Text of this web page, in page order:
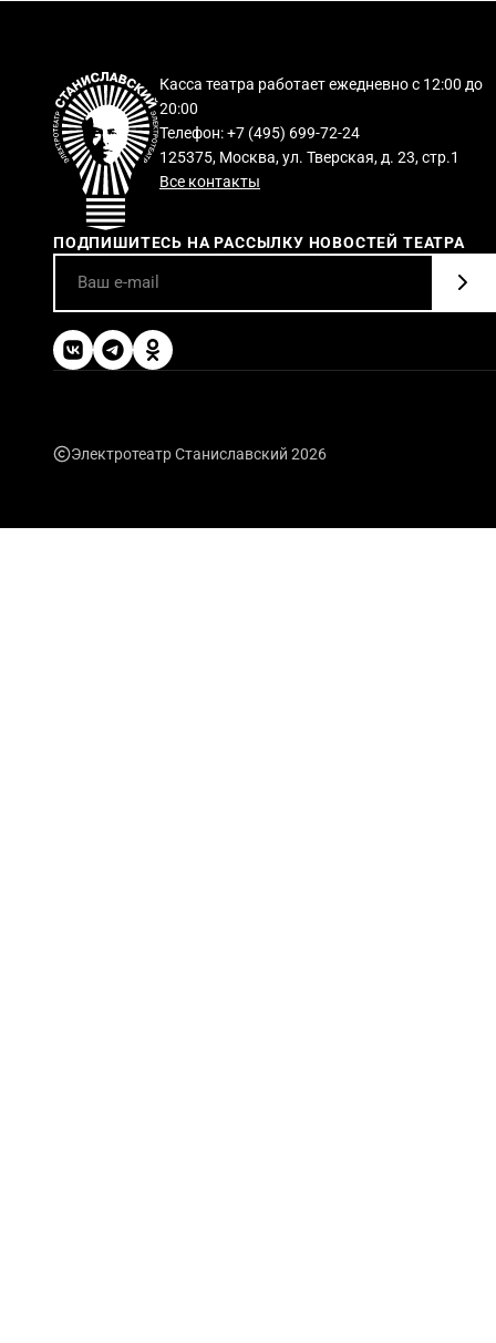
Касса театра работает ежедневно с 12:00 до
20:00
Телефон: +7 (495) 699-72-24
125375, Москва, ул. Тверская, д. 23, стр.1
Все контакты
ПОДПИШИТЕСЬ НА РАССЫЛКУ НОВОСТЕЙ ТЕАТРА
Электротеатр Станиславский 2026